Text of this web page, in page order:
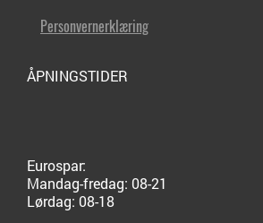
Personvernerklæring
ÅPNINGSTIDER
Eurospar:
Mandag-fredag: 08-21
Lørdag: 08-18